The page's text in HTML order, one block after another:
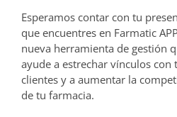
Esperamos contar con tu
que encuentres en Farmatic
nueva herramienta de gestión
ayude a estrechar vínculos con
clientes y a aumentar la
de tu farmacia.